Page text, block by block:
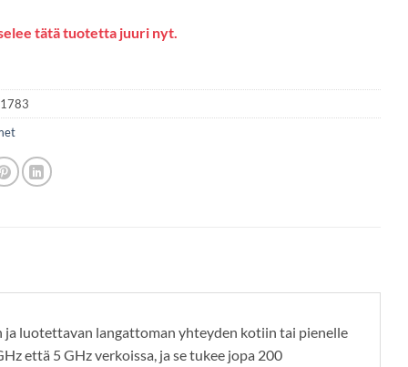
tätä tuotetta juuri nyt.
luotettavan langattoman yhteyden kotiin tai pienelle
että 5 GHz verkoissa, ja se tukee jopa 200